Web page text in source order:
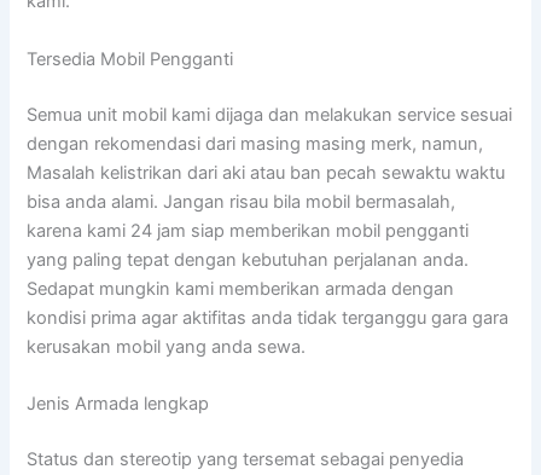
Tersedia Mobil Pengganti
Semua unit mobil kami dijaga dan melakukan service sesuai
dengan rekomendasi dari masing masing merk, namun,
Masalah kelistrikan dari aki atau ban pecah sewaktu waktu
bisa anda alami. Jangan risau bila mobil bermasalah,
karena kami 24 jam siap memberikan mobil pengganti
yang paling tepat dengan kebutuhan perjalanan anda.
Sedapat mungkin kami memberikan armada dengan
kondisi prima agar aktifitas anda tidak terganggu gara gara
kerusakan mobil yang anda sewa.
Jenis Armada lengkap
Status dan stereotip yang tersemat sebagai penyedia